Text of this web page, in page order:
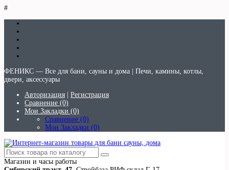
#
ФЕНИКС — Все для бани, сауны и дома | Печи, камины, котлы,
двери, аксессуары
Авторизация
Регистрация
Сравнение (0)
Мои Закладки (0)
Сравнение (0)
Мои Закладки (0)
Магазин и часы работы